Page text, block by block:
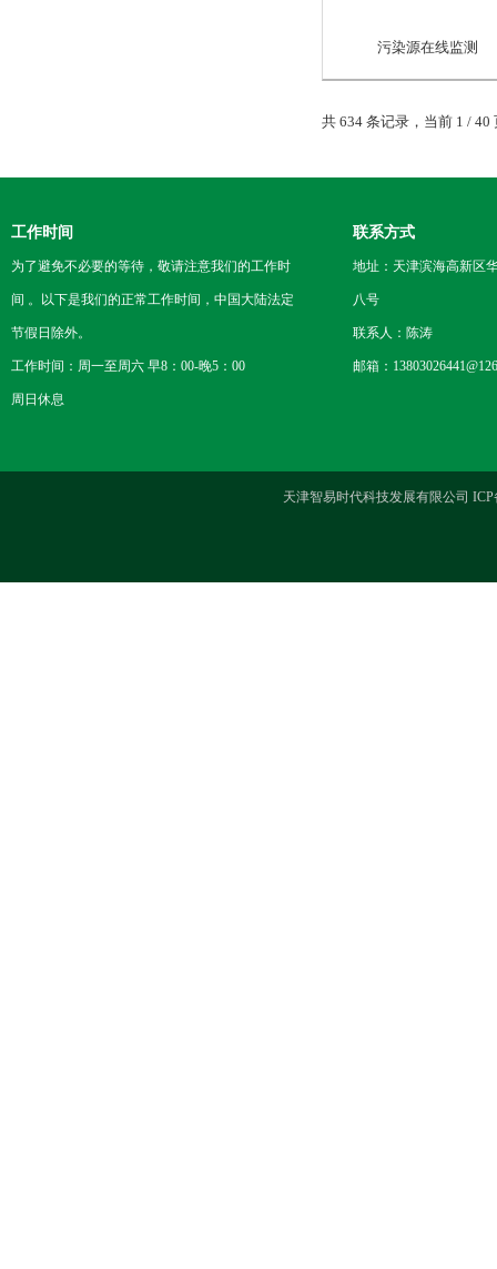
污染源在线监测
共 634 条记录，当前 1 /
工作时间
为了避免不必要的等待，敬请注意我们的工作时
间 。以下是我们的正常工作时间，中国大陆法定
节假日除外。
工作时间：周一至周六 早8：00-晚5：00
周日休息
联系方式
地址：天津滨海高新区
八号
联系人：陈涛
邮箱：
天津智易时代科技发展有限公司 ICP